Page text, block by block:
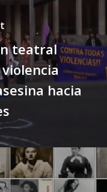
teatral
hacia